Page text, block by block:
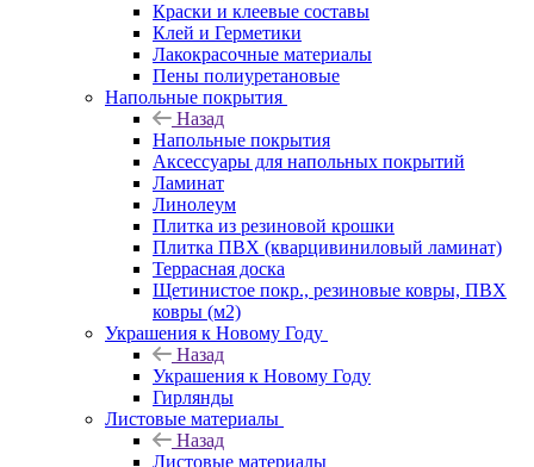
Краски и клеевые составы
Клей и Герметики
Лакокрасочные материалы
Пены полиуретановые
Напольные покрытия
Назад
Напольные покрытия
Аксессуары для напольных покрытий
Ламинат
Линолеум
Плитка из резиновой крошки
Плитка ПВХ (кварцивиниловый ламинат)
Террасная доска
Щетинистое покр., резиновые ковры, ПВХ
ковры (м2)
Украшения к Новому Году
Назад
Украшения к Новому Году
Гирлянды
Листовые материалы
Назад
Листовые материалы